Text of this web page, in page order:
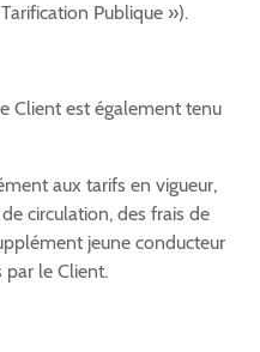
Publique »).
Client est également tenu
aux tarifs en vigueur,
circulation, des frais de
jeune conducteur
par le Client.